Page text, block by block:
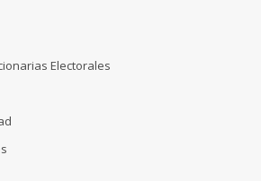
Electorales